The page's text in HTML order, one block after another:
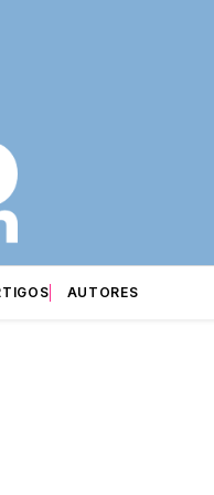
AUTORES